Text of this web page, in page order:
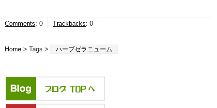
Comments: 0 Trackbacks: 0
Home > Tags > ハーブゼラニューム